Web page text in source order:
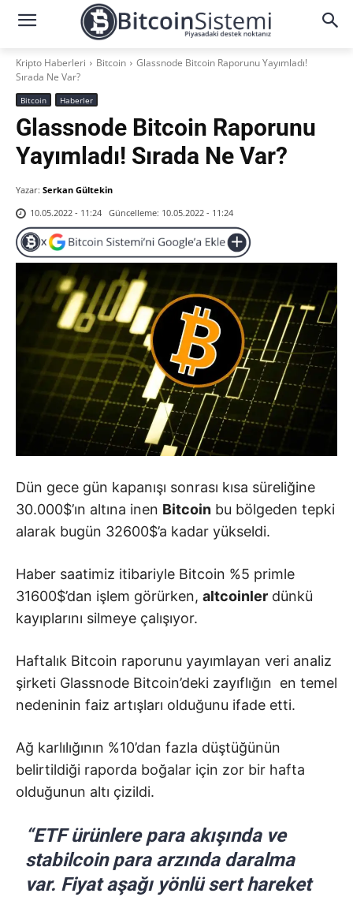
Kripto Haberleri Bitcoin
Glassnode Bitcoin Raporunu Yayımladı!
Sırada Ne Var?
Bitcoin Haberler
Glassnode Bitcoin Raporunu
Yayımladı! Sırada Ne Var?
Yazar: Serkan Gültekin
10.05.2022 - 11:24 Güncelleme: 10.05.2022 - 11:24
Dün gece gün kapanışı sonrası kısa süreliğine
30.000$’ın altına inen Bitcoin bu bölgeden tepki
alarak bugün 32600$’a kadar yükseldi.
Haber saatimiz itibariyle Bitcoin %5 primle
31600$’dan işlem görürken, altcoinler dünkü
kayıplarını silmeye çalışıyor.
Haftalık Bitcoin raporunu yayımlayan veri analiz
şirketi Glassnode Bitcoin’deki zayıflığın en temel
nedeninin faiz artışları olduğunu ifade etti.
Ağ karlılığının %10’dan fazla düştüğünün
belirtildiği raporda boğalar için zor bir hafta
olduğunun altı çizildi.
“ETF ürünlere para akışında ve
stabilcoin para arzında daralma
var. Fiyat aşağı yönlü sert hareket